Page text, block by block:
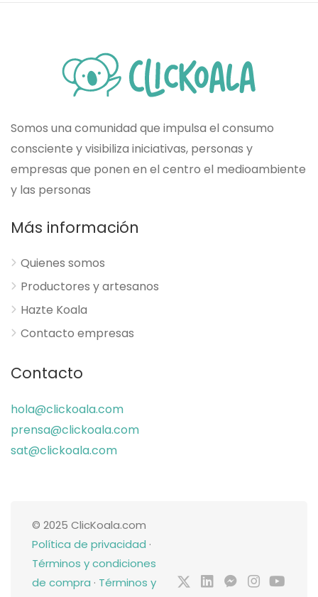
Somos una comunidad que impulsa el consumo
consciente y visibiliza iniciativas, personas y
empresas que ponen en el centro el medioambiente
y las personas
Más información
Quienes somos
Productores y artesanos
Hazte Koala
Contacto empresas
Contacto
hola@clickoala.com
prensa@clickoala.com
sat@clickoala.com
© 2025 ClicKoala.com
Política de privacidad ·
Términos y condiciones
de compra · Términos y